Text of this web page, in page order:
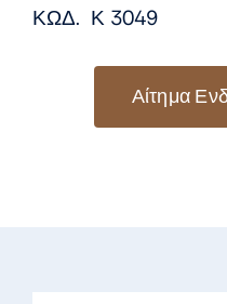
ΚΩΔ. Κ 3049
Αίτημα